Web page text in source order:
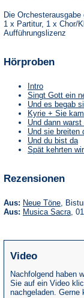
Die Orchesterausgabe
1 x Partitur, 1 x Chor/
Aufführungslizenz
Hörproben
Intro
Singt Gott ein
Und es begab
Kyrie + Sie
Und dann warst
Und sie breiten
Und du bist da
Spät kehrten
Rezensionen
Aus: Neue Töne(Öffnet
in
,
Aus: Musica Sacra,
Video
Nachfolgend haben
Sie auf ein Video
nachgeladen. Gerne